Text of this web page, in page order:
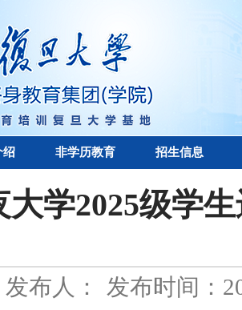
绍 非学历教育 招生信息
大学2025级学
发布人： 发布时间：